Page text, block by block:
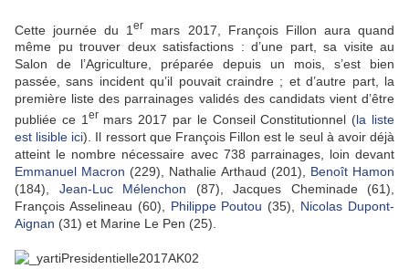
Cette journée du 1er
mars 2017, François Fillon aura quand
même pu trouver deux satisfactions : d’une part, sa visite au
Salon de l’Agriculture, préparée depuis un mois, s’est bien
passée, sans incident qu’il pouvait craindre ; et d’autre part, la
première liste des parrainages validés des candidats vient d’être
publiée ce 1 er mars 2017 par le Conseil Constitutionnel (la liste
est lisible ici). Il ressort que François Fillon est le seul à avoir déjà
atteint le nombre nécessaire avec 738 parrainages, loin devant
Emmanuel Macron (229), Nathalie Arthaud (201), Benoît Hamon
(184), Jean-Luc Mélenchon (87), Jacques Cheminade (61),
François Asselineau (60), Philippe Poutou (35), Nicolas Dupont-
Aignan (31) et Marine Le Pen (25).